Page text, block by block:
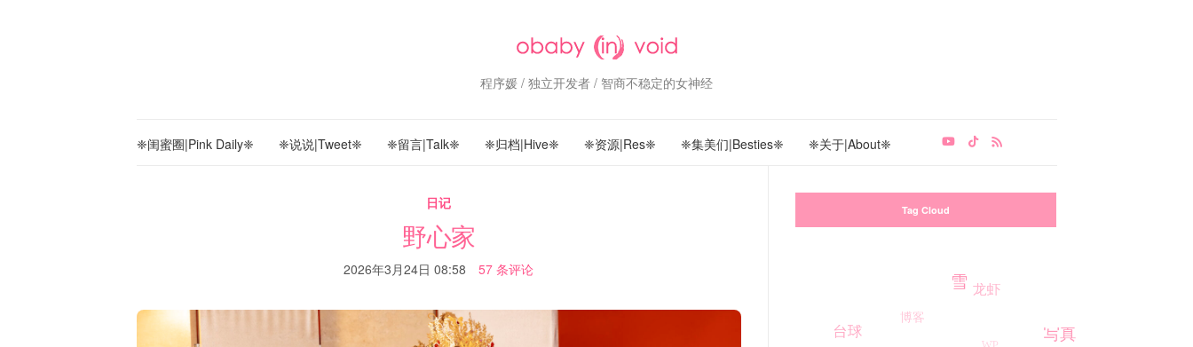
程序媛 / 独立开发者 / 智商不稳定的女神经
❈闺蜜圈|Pink Daily❈ ❈说说|Tweet❈ ❈留言|Talk❈ ❈归档|Hive❈ ❈资源|Res❈ ❈集美们|Besties❈ ❈关于|About❈
日记
野心家
2026年3月24日 08:58 57 条评论
Tag Cloud